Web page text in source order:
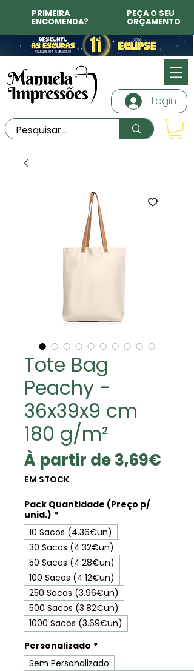
PRIMEIRA
ENCOMENDA?
PEÇA O SEU
ORÇAMENTO
Login
Tote Bag
Peachy -
36x39x9 cm
180 g/m²
À partir de3,69€
EM STOCK
Pack Quantidade (Preço p/
unid.) *
10 Sacos (4.36€un)
30 Sacos (4.32€un)
50 Sacos (4.28€un)
100 Sacos (4.12€un)
250 Sacos (3.96€un)
500 Sacos (3.82€un)
1000 Sacos (3.69€un)
Personalizado *
Sem Personalizado